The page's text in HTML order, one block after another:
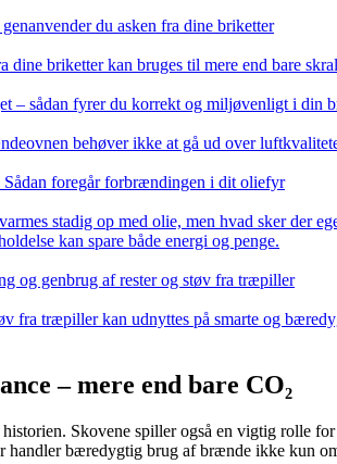
du asken fra dine briketter
dine briketter kan bruges til mere end bare
– sådan fyrer du korrekt og miljøvenligt i din
behøver ikke at gå ud over
foregår forbrændingen i dit oliefyr
stadig op med olie, men hvad sker der
kan spare både energi og penge.
og genbrug af rester og støv fra træpiller
fra træpiller kan udnyttes på smarte og
– mere end bare CO₂
Skovene spiller også en vigtig rolle
handler bæredygtig brug af brænde ikke kun